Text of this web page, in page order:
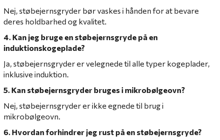
Nej, støbejernsgryder bør vaskes i hånden for at bevare
deres holdbarhed og kvalitet.
4. Kan jeg bruge en støbejernsgryde på en
induktionskogeplade?
Ja, støbejernsgryder er velegnede til alle typer kogeplader,
inklusive induktion.
5. Kan støbejernsgryder bruges i mikrobølgeovn?
Nej, støbejernsgryder er ikke egnede til brug i
mikrobølgeovn.
6. Hvordan forhindrer jeg rust på en støbejernsgryde?